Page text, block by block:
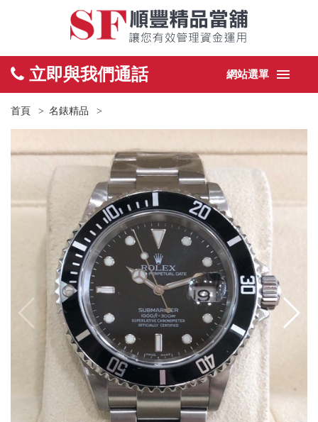
立即與我們通話 網站選單
首頁 名錶精品